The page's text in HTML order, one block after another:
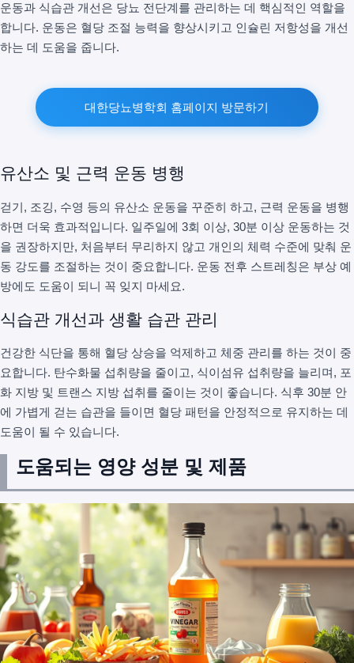
운동과 식습관 개선은 당뇨 전단계를 관리하는 데 핵심적인 역할을
합니다. 운동은 혈당 조절 능력을 향상시키고 인슐린 저항성을 개선
하는 데 도움을 줍니다.
대한당뇨병학회 홈페이지 방문하기
유산소 및 근력 운동 병행
걷기, 조깅, 수영 등의 유산소 운동을 꾸준히 하고, 근력 운동을 병행
하면 더욱 효과적입니다. 일주일에 3회 이상, 30분 이상 운동하는 것
을 권장하지만, 처음부터 무리하지 않고 개인의 체력 수준에 맞춰 운
동 강도를 조절하는 것이 중요합니다. 운동 전후 스트레칭은 부상 예
방에도 도움이 되니 꼭 잊지 마세요.
식습관 개선과 생활 습관 관리
건강한 식단을 통해 혈당 상승을 억제하고 체중 관리를 하는 것이 중
요합니다. 탄수화물 섭취량을 줄이고, 식이섬유 섭취량을 늘리며, 포
화 지방 및 트랜스 지방 섭취를 줄이는 것이 좋습니다. 식후 30분 안
에 가볍게 걷는 습관을 들이면 혈당 패턴을 안정적으로 유지하는 데
도움이 될 수 있습니다.
도움되는 영양 성분 및 제품